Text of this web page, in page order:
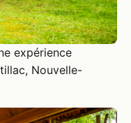
expérience
Nouvelle-